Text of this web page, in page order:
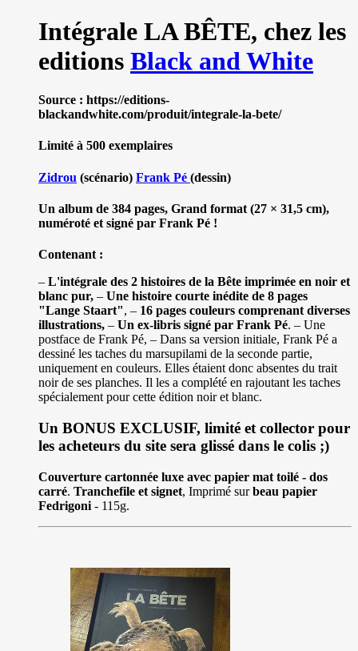
Intégrale LA BÊTE, chez les
editions Black and White
Source : https://editions-
blackandwhite.com/produit/integrale-la-bete/
Limité à 500 exemplaires
Zidrou (scénario) Frank Pé (dessin)
Un album de 384 pages, Grand format (27 × 31,5 cm),
numéroté et signé par Frank Pé !
Contenant :
– L'intégrale des 2 histoires de la Bête imprimée en noir et
blanc pur, – Une histoire courte inédite de 8 pages
"Lange Staart", – 16 pages couleurs comprenant diverses
illustrations, – Un ex-libris signé par Frank Pé. – Une
postface de Frank Pé, – Dans sa version initiale, Frank Pé a
dessiné les taches du marsupilami de la seconde partie,
uniquement en couleurs. Elles étaient donc absentes du trait
noir de ses planches. Il les a complété en rajoutant les taches
spécialement pour cette édition noir et blanc.
Un BONUS EXCLUSIF, limité et collector pour
les acheteurs du site sera glissé dans le colis ;)
Couverture cartonnée luxe avec papier mat toilé - dos
carré. Tranchefile et signet, Imprimé surbeau papier
Fedrigoni - 115g.